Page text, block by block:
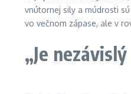
vnútornej sily a múdrosti
vo večnom zápase, ale v
„Je